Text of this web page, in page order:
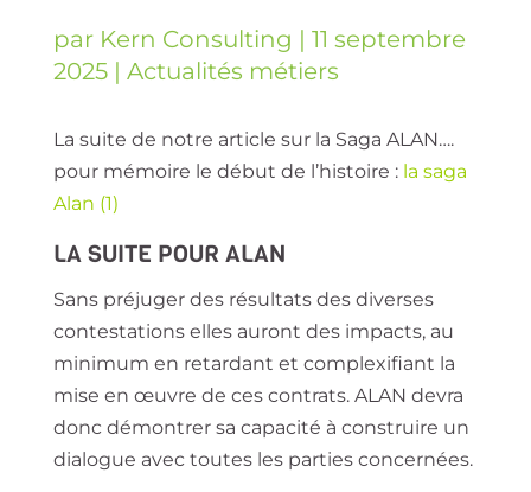
par Kern Consulting | 11 septembre
2025| Actualités métiers
La suite de notre article sur la Saga ALAN….
pour mémoire le début de l’histoire : la saga
Alan (1)
LA SUITE POUR ALAN
Sans préjuger des résultats des diverses
contestations elles auront des impacts, au
minimum en retardant et complexifiant la
mise en œuvre de ces contrats. ALAN devra
donc démontrer sa capacité à construire un
dialogue avec toutes les parties concernées.